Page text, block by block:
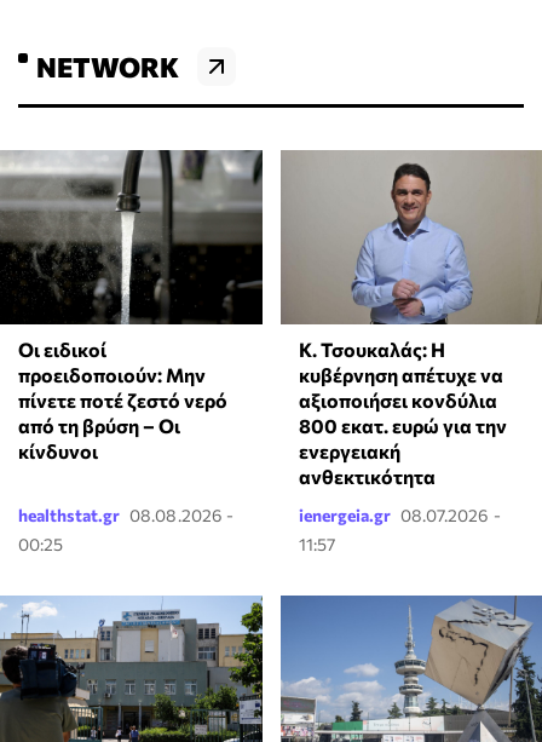
NETWORK
Οι ειδικοί
προειδοποιούν: Μην
πίνετε ποτέ ζεστό νερό
από τη βρύση – Οι
κίνδυνοι
healthstat.gr 08.08.2026 -
00:25
Κ. Τσουκαλάς: Η
κυβέρνηση απέτυχε να
αξιοποιήσει κονδύλια
800 εκατ. ευρώ για την
ενεργειακή
ανθεκτικότητα
ienergeia.gr 08.07.2026 -
11:57